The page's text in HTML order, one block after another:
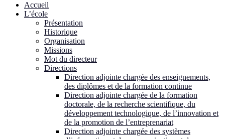
Accueil
L’école
Présentation
Historique
Organisation
Missions
Mot du directeur
Directions
Direction adjointe chargée des enseignements,
des diplômes et de la formation continue
Direction adjointe chargée de la formation
doctorale, de la recherche scientifique, du
développement technologique, de l’innovation et
de la promotion de l’entreprenariat
Direction adjointe chargée des systèmes